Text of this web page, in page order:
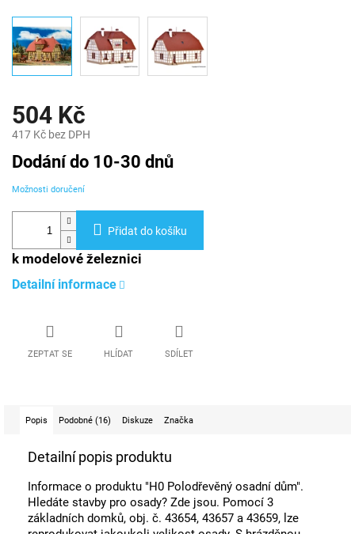
504 Kč
417 Kč bez DPH
Měrná
cena:
Dodání do 10-30 dnů
Možnosti doručení
Přidat do košíku
k modelové železnici
Detailní informace
ZEPTAT SE HLÍDAT SDÍLET
Popis Podobné (16) Diskuze Značka
Detailní popis produktu
Informace o produktu "H0 Polodřevěný osadní dům".
Hledáte stavby pro osady? Zde jsou. Pomocí 3
základních domků, obj. č. 43654, 43657 a 43659, lze